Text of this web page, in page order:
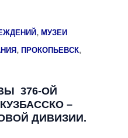
,МУЗЕИ
,ПРОКОПЬЕВСК,
376-ОЙ
–
ДИВИЗИИ.